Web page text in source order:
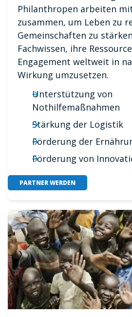
Philanthropen arbeiten
zusammen, um Leben zu
Gemeinschaften zu
Fachwissen, ihre
Engagement weltweit in
Wirkung umzusetzen.
Unterstützung von
Nothilfemaßnahmen
Stärkung der Logistik
Förderung der
Förderung von
PARTNER WERDEN